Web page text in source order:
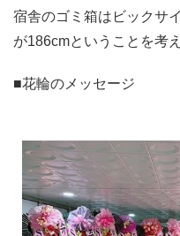
宿舎のゴミ箱はビックサ
が186cmということを考
■花輪のメッセージ